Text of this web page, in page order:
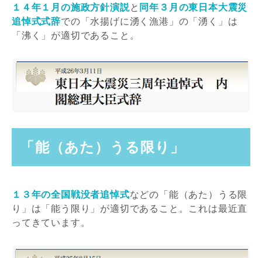
１４年１月の施政方針演説と同年３月の東日本大震災
追悼式式辞での「水揚げに湧く漁港」の「湧く」は
「沸く」が適切であること。
「能（あた）うる限り」
１３年の全国戦没者追悼式などの「能（あた）うる限
り」は「能う限り」が適切であること。これは最近直
ってきています。